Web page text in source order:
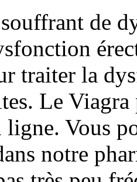
de
traiter la
Le Viagra
ligne. Vous
notre